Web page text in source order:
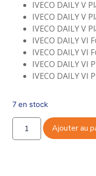
IVECO DAILY V
IVECO DAILY V
IVECO DAILY V
IVECO DAILY VI
IVECO DAILY VI
IVECO DAILY VI
IVECO DAILY VI
7 en stock
Ajouter au